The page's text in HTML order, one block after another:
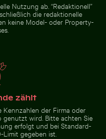
Nutzung ab. “Redaktionell”
die redaktionelle
keine Model- oder Property-
zählt
Kennzahlen der Firma oder
genutzt wird. Bitte achten Sie
erfolgt und bei Standard-
gegeben ist.